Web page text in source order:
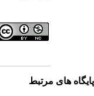
های مرتبط